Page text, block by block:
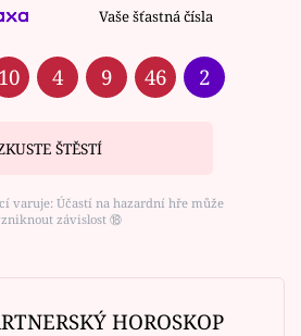
Vaše šťastná čísla
10 4 9 46 2
ŠTĚSTÍ
varuje: Účastí na hazardní hře může
závislost ⑱
HOROSKOP